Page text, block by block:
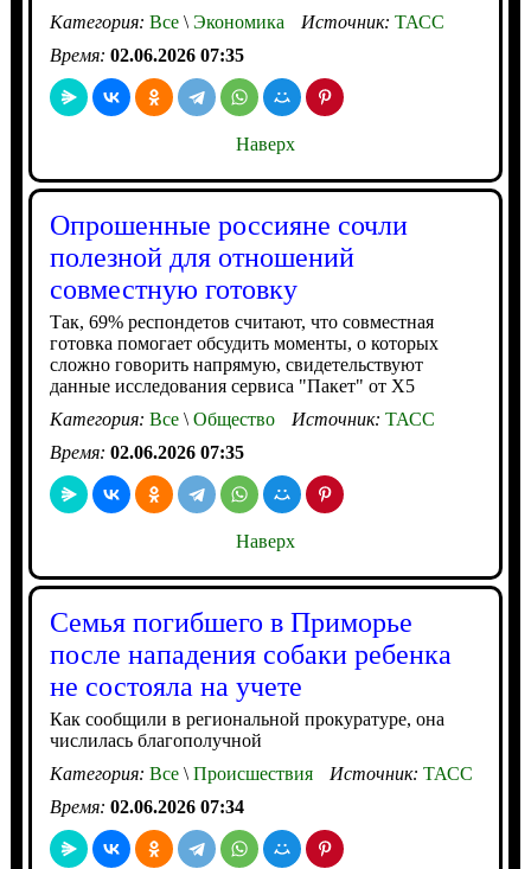
Категория: Все\Экономика Источник: ТАСС
Время: 02.06.2026 07:35
Наверх
Опрошенные россияне сочли
полезной для отношений
совместную готовку
Так, 69% респондетов считают, что совместная
готовка помогает обсудить моменты, о которых
сложно говорить напрямую, свидетельствуют
данные исследования сервиса "Пакет" от X5
Категория: Все\Общество Источник: ТАСС
Время: 02.06.2026 07:35
Наверх
Семья погибшего в Приморье
после нападения собаки ребенка
не состояла на учете
Как сообщили в региональной прокуратуре, она
числилась благополучной
Категория: Все\Происшествия Источник: ТАСС
Время: 02.06.2026 07:34